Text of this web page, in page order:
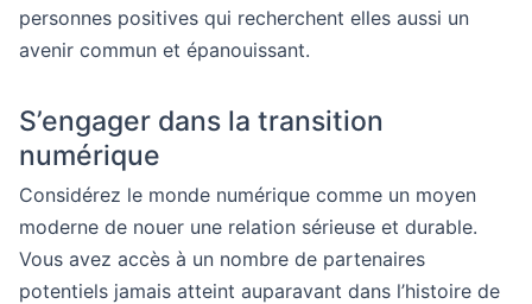
personnes positives qui recherchent elles aussi un
avenir commun et épanouissant.
S’engager dans la transition
numérique
Considérez le monde numérique comme un moyen
moderne de nouer une relation sérieuse et durable.
Vous avez accès à un nombre de partenaires
potentiels jamais atteint auparavant dans l’histoire de